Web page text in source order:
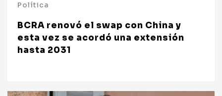
Política
BCRA renovó el swap con China y
esta vez se acordó una extensión
hasta 2031